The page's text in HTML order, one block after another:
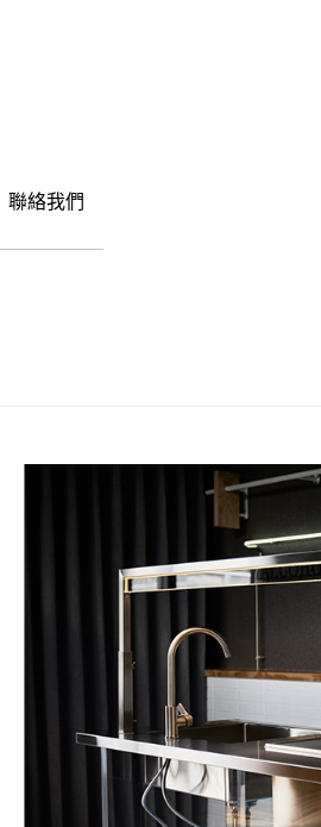
聯絡我們